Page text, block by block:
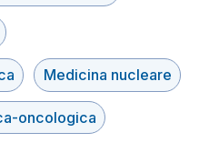
Medicina nucleare
oncologica